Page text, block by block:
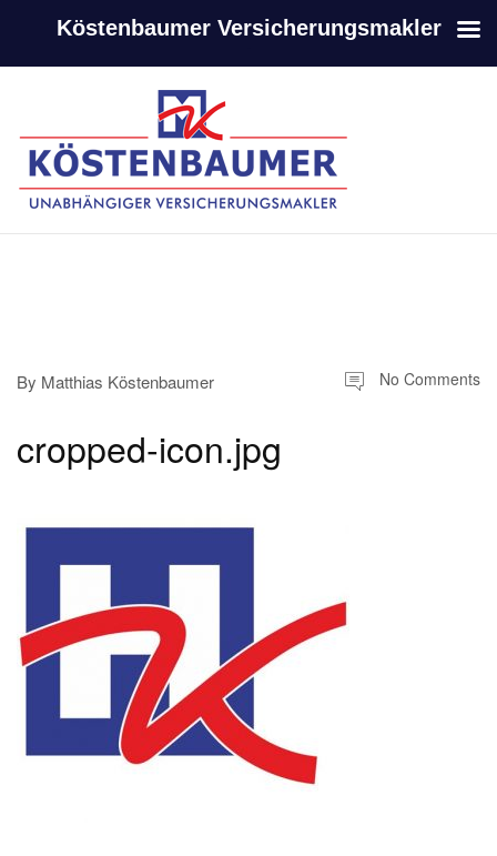
-
By Matthias Köstenbaumer No Comments
cropped-icon.jpg
Köstenbaumer Versicherungsmakler